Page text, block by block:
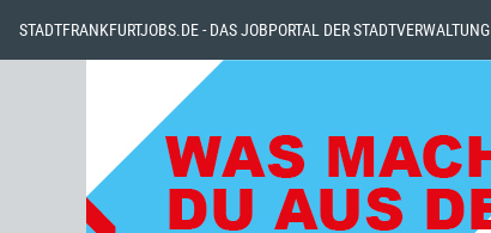
STADTFRANKFURTJOBS.DE - DAS JOBPORTAL DER STADTVERWALTUNG